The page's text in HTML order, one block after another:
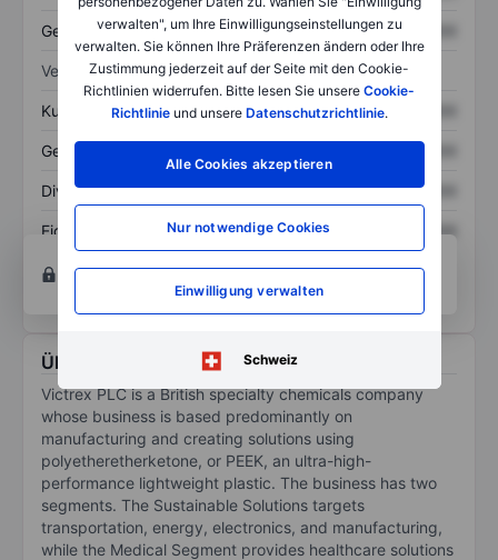
verwalten", um Ihre Einwilligungseinstellungen zu
verwalten. Sie können Ihre Präferenzen ändern oder Ihre
Zustimmung jederzeit auf der Seite mit den Cookie-
Richtlinien widerrufen. Bitte lesen Sie unsere Cookie-
Richtlinieund unsere Datenschutzrichtlinie.
Alle Cookies akzeptieren
Nur notwendige Cookies
Einwilligung verwalten
Schweiz
Gesamtschulden XXXXXXX XXXXXXX
Verhältnisse
Kurs/Umsatz XXXXXXX
Gewinn je Aktie XXXXXXX
Dividende je Aktie XXXXXXX XXXXXXX
Eigenkapitalrendite XXXXXXX
XXXXXXX
und Analyse-Tools zu erhalten.
Über Victrex
Victrex PLC is a British specialty chemicals company
whose business is based predominantly on
manufacturing and creating solutions using
polyetheretherketone, or PEEK, an ultra-high-
performance lightweight plastic. The business has two
segments. The Sustainable Solutions targets
transportation, energy, electronics, and manufacturing,
while the Medical Segment provides healthcare solutions